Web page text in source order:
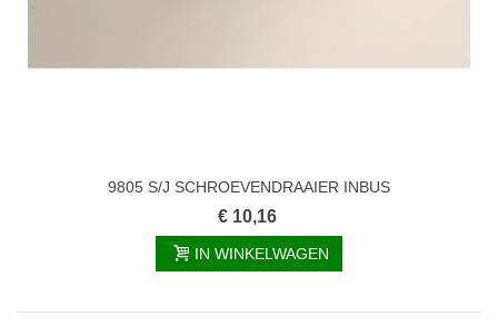
9805 S/J SCHROEVENDRAAIER INBUS
€ 10,16
IN WINKELWAGEN